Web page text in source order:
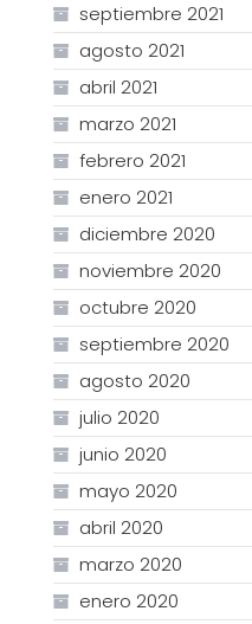
septiembre 2021
agosto 2021
abril 2021
marzo 2021
febrero 2021
enero 2021
diciembre 2020
noviembre 2020
octubre 2020
septiembre 2020
agosto 2020
julio 2020
junio 2020
mayo 2020
abril 2020
marzo 2020
enero 2020